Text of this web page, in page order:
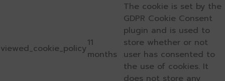
viewed_cookie_policy11
months
The cookie is set by the
GDPR Cookie Consent
plugin and is used to
store whether or not
user has consented to
the use of cookies. It
does not store any